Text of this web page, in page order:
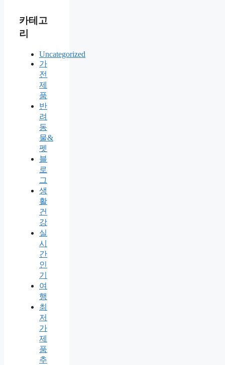
카테고
리
Uncategorized
가
전
제
품
반
려
동
물&
펫
블
로
그
생
활
건
강
실
시
간
인
기
여
행
최
저
가
제
품
추